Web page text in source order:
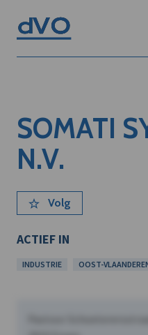
SOMATI
N.V.
Volg
ACTIEF IN
INDUSTRIE OOST-